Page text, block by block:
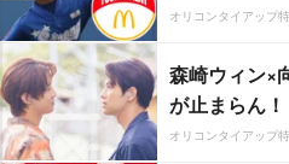
オリコンタイアップ
森崎ウィン×
が止まらん！
オリコンタイアップ